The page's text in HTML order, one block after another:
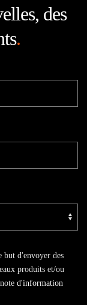
des
.
but d'envoyer des
produits et/ou
d'information